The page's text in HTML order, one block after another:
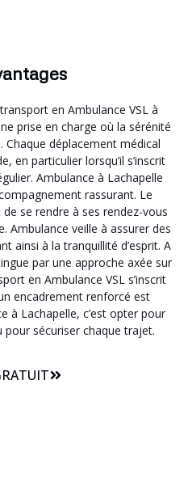
en Ambulance VSL à
prise en charge où la sérénité
déplacement médical
en particulier lorsqu’il s’inscrit
Ambulance à Lachapelle
rassurant. Le
se rendre à ses rendez-vous
Ambulance veille à assurer des
ainsi à la tranquillité d’esprit. A
par une approche axée sur
en Ambulance VSL s’inscrit
encadrement renforcé est
à Lachapelle, c’est opter pour
sécuriser chaque trajet.